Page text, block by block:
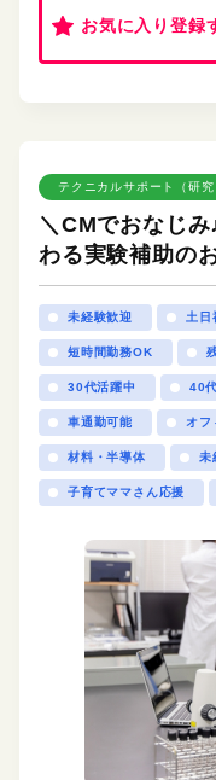
お気に入り登録
テクニカルサポート（研究
＼CMでおなじ
わる実験補助の
未経験歓迎 土日
短時間勤務OK
30代活躍中 40
車通勤可能 オフ
材料・半導体 未
子育てママさん応援